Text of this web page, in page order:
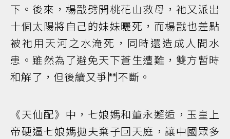
下。後來，楊戩劈開桃花山救母，祂又派出
十個太陽將自己的妹妹曬死，而楊戩也差點
被祂用天河之水淹死，同時還造成人間水
患。雖然為了避免天下蒼生遭難，雙方暫時
和解了，但後續又爭鬥不斷。
《天仙配》中，七娘媽和董永邂逅，玉皇上
帝硬逼七娘媽拋夫棄子回天庭，讓中國眾多